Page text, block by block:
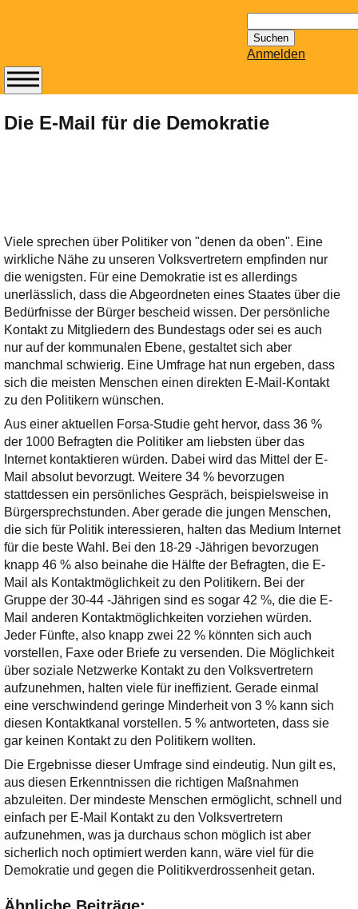
nach:
Anmelden
Die E-Mail für die Demokratie
Viele sprechen über Politiker von "denen da oben". Eine
wirkliche Nähe zu unseren Volksvertretern empfinden nur
die wenigsten. Für eine Demokratie ist es allerdings
unerlässlich, dass die Abgeordneten eines Staates über die
Bedürfnisse der Bürger bescheid wissen. Der persönliche
Kontakt zu Mitgliedern des Bundestags oder sei es auch
nur auf der kommunalen Ebene, gestaltet sich aber
manchmal schwierig. Eine Umfrage hat nun ergeben, dass
sich die meisten Menschen einen direkten E-Mail-Kontakt
zu den Politikern wünschen.
Aus einer aktuellen Forsa-Studie geht hervor, dass 36 %
der 1000 Befragten die Politiker am liebsten über das
Internet kontaktieren würden. Dabei wird das Mittel der E-
Mail absolut bevorzugt. Weitere 34 % bevorzugen
stattdessen ein persönliches Gespräch, beispielsweise in
Bürgersprechstunden. Aber gerade die jungen Menschen,
die sich für Politik interessieren, halten das Medium Internet
für die beste Wahl. Bei den 18-29 -Jährigen bevorzugen
knapp 46 % also beinahe die Hälfte der Befragten, die E-
Mail als Kontaktmöglichkeit zu den Politikern. Bei der
Gruppe der 30-44 -Jährigen sind es sogar 42 %, die die E-
Mail anderen Kontaktmöglichkeiten vorziehen würden.
Jeder Fünfte, also knapp zwei 22 % könnten sich auch
vorstellen, Faxe oder Briefe zu versenden. Die Möglichkeit
über soziale Netzwerke Kontakt zu den Volksvertretern
aufzunehmen, halten viele für ineffizient. Gerade einmal
eine verschwindend geringe Minderheit von 3 % kann sich
diesen Kontaktkanal vorstellen. 5 % antworteten, dass sie
gar keinen Kontakt zu den Politikern wollten.
Die Ergebnisse dieser Umfrage sind eindeutig. Nun gilt es,
aus diesen Erkenntnissen die richtigen Maßnahmen
abzuleiten. Der mindeste Menschen ermöglicht, schnell und
einfach per E-Mail Kontakt zu den Volksvertretern
aufzunehmen, was ja durchaus schon möglich ist aber
sicherlich noch optimiert werden kann, wäre viel für die
Demokratie und gegen die Politikverdrossenheit getan.
Ähnliche Beiträge:
Abonnieren Sie den
14-tägig
Email für Sie
bereithält!
Wie z.B. Outlook,
GMail, Thunderbird
oder auch
KuNoMail, usw.
Ihre E-Mail
Adresse:
E-Mail
E-Mail bestätigen